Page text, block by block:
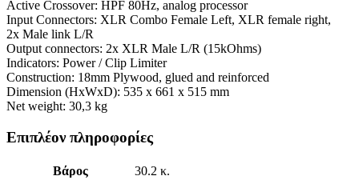
Active Crossover: HPF 80Hz, analog processor
Input Connectors: XLR Combo Female Left, XLR female right,
2x Male link L/R
Output connectors: 2x XLR Male L/R (15kOhms)
Indicators: Power / Clip Limiter
Construction: 18mm Plywood, glued and reinforced
Dimension (HxWxD): 535 x 661 x 515 mm
Net weight: 30,3 kg
Επιπλέον πληροφορίες
Βάρος 30.2 κ.